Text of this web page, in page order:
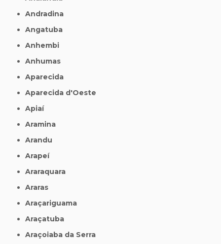
Andradina
Angatuba
Anhembi
Anhumas
Aparecida
Aparecida d'Oeste
Apiaí
Aramina
Arandu
Arapeí
Araraquara
Araras
Araçariguama
Araçatuba
Araçoiaba da Serra